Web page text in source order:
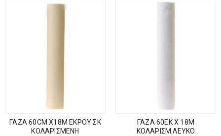
ΓΑΖΑ 60CM Χ18Μ ΕΚΡΟΥ ΣΚ
ΚΟΛΑΡΙΣΜΕΝΗ
ΓΑΖΑ 60ΕΚ Χ 18Μ
ΚΟΛΑΡΙΣΜ.ΛΕΥΚΟ